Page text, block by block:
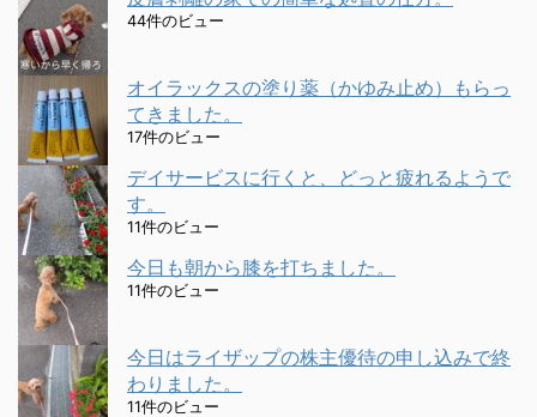
44件のビュー
オイラックスの塗り薬（かゆみ止め）もらっ
てきました。
17件のビュー
デイサービスに行くと、どっと疲れるようで
す。
11件のビュー
今日も朝から膝を打ちました。
11件のビュー
今日はライザップの株主優待の申し込みで終
わりました。
11件のビュー